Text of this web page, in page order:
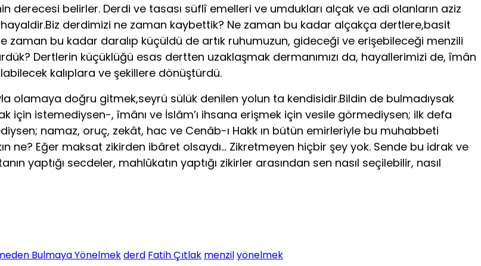
derecesi belirler. Derdi ve tasası süflî emelleri ve umdukları alçak ve adi olanların aziz
derdimizi ne zaman kaybettik? Ne zaman bu kadar alçakça dertlere,basit
zaman bu kadar daralıp küçüldü de artık ruhumuzun, gideceği ve erişebileceği menzili
Dertlerin küçüklüğü esas dertten uzaklaşmak dermanımızı da, hayallerimizi de, îmân
kalıplara ve şekillere dönüştürdü.
olamaya doğru gitmek,seyrü sülük denilen yolun ta kendisidir.Bildin de bulmadıysak
için istemediysen-, îmânı ve İslâm’ı ihsana erişmek için vesile görmediysen; ilk defa
namaz, oruç, zekât, hac ve Cenâb-ı Hakk ın bütün emirleriyle bu muhabbeti
ne? Eğer maksat zikirden ibâret olsaydı… Zikretmeyen hiçbir şey yok. Sende bu idrak ve
yaptığı secdeler, mahlûkatın yaptığı zikirler arasından sen nasıl seçilebilir, nasıl
Bulmaya Yönelmekderd Fatih Çıtlak menzilyönelmek